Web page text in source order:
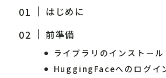
はじめに
前準備
ライブラリのインストール
HuggingFaceへのログイ